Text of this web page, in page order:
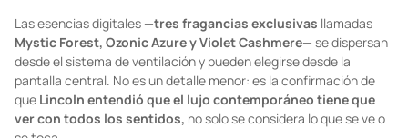
Las esencias digitales —tres fragancias exclusivas llamadas
Mystic Forest, Ozonic Azure y Violet Cashmere— se dispersan
desde el sistema de ventilación y pueden elegirse desde la
pantalla central. No es un detalle menor: es la confirmación de
que Lincoln entendió que el lujo contemporáneo tiene que
ver con todos los sentidos, no solo se considera lo que se ve o